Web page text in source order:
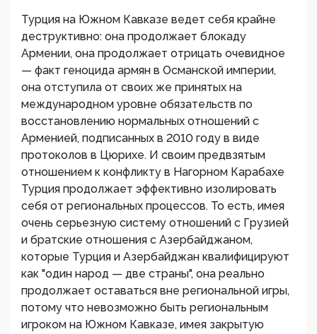
Турция на Южном Кавказе ведет себя крайне
деструктивно: она продолжает блокаду
Армении, она продолжает отрицать очевидное
— факт геноцида армян в Османской империи,
она отступила от своих же принятых на
международном уровне обязательств по
восстановлению нормальных отношений с
Арменией, подписанных в 2010 году в виде
протоколов в Цюрихе. И своим предвзятым
отношением к конфликту в Нагорном Карабахе
Турция продолжает эффективно изолировать
себя от региональных процессов. То есть, имея
очень серьезную систему отношений с Грузией
и братские отношения с Азербайджаном,
которые Турция и Азербайджан квалифицируют
как "один народ — две страны", она реально
продолжает оставаться вне региональной игры,
потому что невозможно быть региональным
игроком на Южном Кавказе, имея закрытую